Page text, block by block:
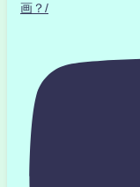
画？/